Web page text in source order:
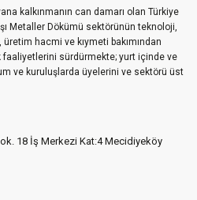
kalkınmanın can damarı olan Türkiye
Metaller Dökümü sektörünün teknoloji,
hacmi ve kıymeti bakımından
sürdürmekte; yurt içinde ve
ve kuruluşlarda üyelerini ve sektörü üst
18 İş Merkezi Kat:4 Mecidiyeköy